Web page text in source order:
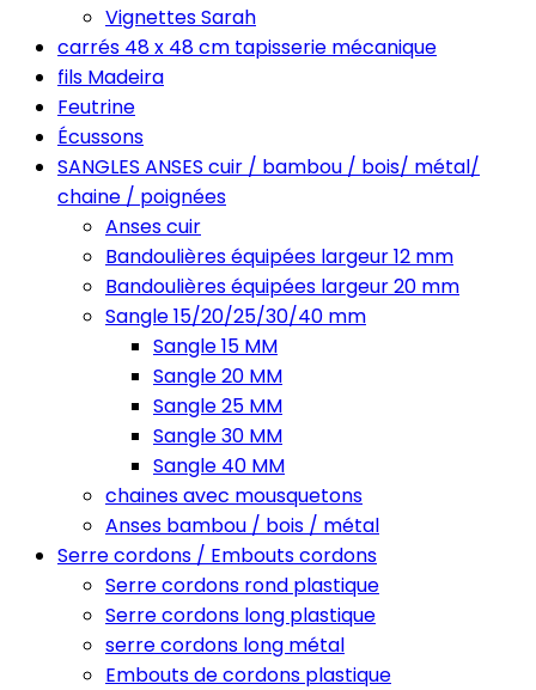
Vignettes Sarah
carrés 48 x 48 cm tapisserie mécanique
fils Madeira
Feutrine
Écussons
SANGLES ANSES cuir / bambou / bois/ métal/
chaine / poignées
Anses cuir
Bandoulières équipées largeur 12 mm
Bandoulières équipées largeur 20 mm
Sangle 15/20/25/30/40 mm
Sangle 15 MM
Sangle 20 MM
Sangle 25 MM
Sangle 30 MM
Sangle 40 MM
chaines avec mousquetons
Anses bambou / bois / métal
Serre cordons / Embouts cordons
Serre cordons rond plastique
Serre cordons long plastique
serre cordons long métal
Embouts de cordons plastique